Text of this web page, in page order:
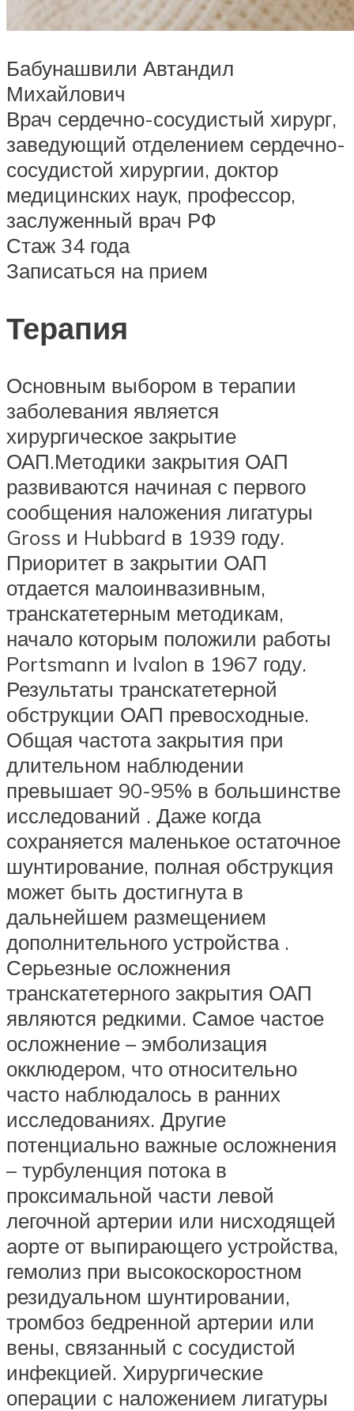
Бабунашвили Автандил
Михайлович
Врач сердечно-сосудистый хирург,
заведующий отделением сердечно-
сосудистой хирургии, доктор
медицинских наук, профессор,
заслуженный врач РФ
Стаж 34 года
Записаться на прием
Терапия
Основным выбором в терапии
заболевания является
хирургическое закрытие
ОАП.Методики закрытия ОАП
развиваются начиная с первого
сообщения наложения лигатуры
Gross и Hubbard в 1939 году.
Приоритет в закрытии ОАП
отдается малоинвазивным,
транскатетерным методикам,
начало которым положили работы
Portsmann и Ivalon в 1967 году.
Результаты транскатетерной
обструкции ОАП превосходные.
Общая частота закрытия при
длительном наблюдении
превышает 90-95% в большинстве
исследований . Даже когда
сохраняется маленькое остаточное
шунтирование, полная обструкция
может быть достигнута в
дальнейшем размещением
дополнительного устройства .
Серьезные осложнения
транскатетерного закрытия ОАП
являются редкими. Самое частое
осложнение – эмболизация
окклюдером, что относительно
часто наблюдалось в ранних
исследованиях. Другие
потенциально важные осложнения
– турбуленция потока в
проксимальной части левой
легочной артерии или нисходящей
аорте от выпирающего устройства,
гемолиз при высокоскоростном
резидуальном шунтировании,
тромбоз бедренной артерии или
вены, связанный с сосудистой
инфекцией. Хирургические
операции с наложением лигатуры